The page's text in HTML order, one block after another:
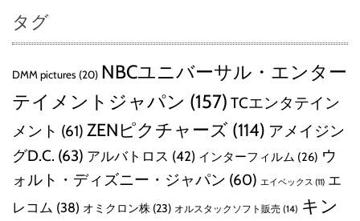
タグ
DMM pictures (20) NBCユニバーサル・エンター
テイメントジャパン (157) TCエンタテイン
メント (61) ZENピクチャーズ (114) アメイジン
グD.C. (63) アルバトロス (42) インターフィルム (26) ウ
ォルト・ディズニー・ジャパン (60) エイベックス (11) エ
レコム (38) オミクロン株 (23) オルスタックソフト販売 (14) キン